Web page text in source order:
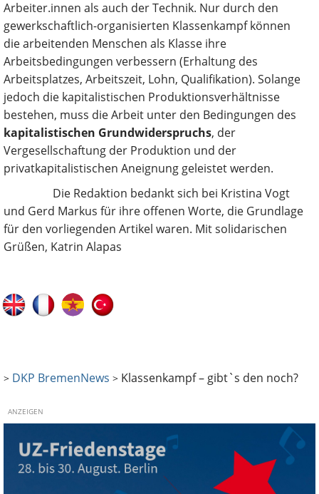
Arbeiter.innen als auch der Technik. Nur durch den
gewerkschaftlich-organisierten Klassenkampf können
die arbeitenden Menschen als Klasse ihre
Arbeitsbedingungen verbessern (Erhaltung des
Arbeitsplatzes, Arbeitszeit, Lohn, Qualifikation). Solange
jedoch die kapitalistischen Produktionsverhältnisse
bestehen, muss die Arbeit unter den Bedingungen des
kapitalistischen Grundwiderspruchs, der
Vergesellschaftung der Produktion und der
privatkapitalistischen Aneignung geleistet werden.
Die Redaktion bedankt sich bei Kristina Vogt
und Gerd Markus für ihre offenen Worte, die Grundlage
für den vorliegenden Artikel waren. Mit solidarischen
Grüßen, Katrin Alapas
> DKP BremenNews > Klassenkampf – gibt`s den noch?
ANZEIGEN